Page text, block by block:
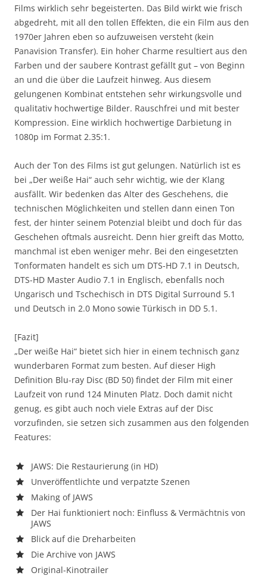
Films wirklich sehr begeisterten. Das Bild wirkt wie frisch
abgedreht, mit all den tollen Effekten, die ein Film aus den
1970er Jahren eben so aufzuweisen versteht (kein
Panavision Transfer). Ein hoher Charme resultiert aus den
Farben und der saubere Kontrast gefällt gut – von Beginn
an und die über die Laufzeit hinweg. Aus diesem
gelungenen Kombinat entstehen sehr wirkungsvolle und
qualitativ hochwertige Bilder. Rauschfrei und mit bester
Kompression. Eine wirklich hochwertige Darbietung in
1080p im Format 2.35:1.
Auch der Ton des Films ist gut gelungen. Natürlich ist es
bei „Der weiße Hai“ auch sehr wichtig, wie der Klang
ausfällt. Wir bedenken das Alter des Geschehens, die
technischen Möglichkeiten und stellen dann einen Ton
fest, der hinter seinem Potenzial bleibt und doch für das
Geschehen oftmals ausreicht. Denn hier greift das Motto,
manchmal ist eben weniger mehr. Bei den eingesetzten
Tonformaten handelt es sich um DTS-HD 7.1 in Deutsch,
DTS-HD Master Audio 7.1 in Englisch, ebenfalls noch
Ungarisch und Tschechisch in DTS Digital Surround 5.1
und Deutsch in 2.0 Mono sowie Türkisch in DD 5.1.
[Fazit]
„Der weiße Hai“ bietet sich hier in einem technisch ganz
wunderbaren Format zum besten. Auf dieser High
Definition Blu-ray Disc (BD 50) findet der Film mit einer
Laufzeit von rund 124 Minuten Platz. Doch damit nicht
genug, es gibt auch noch viele Extras auf der Disc
vorzufinden, sie setzen sich zusammen aus den folgenden
Features:
JAWS: Die Restaurierung (in HD)
Unveröffentlichte und verpatzte Szenen
Making of JAWS
Der Hai funktioniert noch: Einfluss & Vermächtnis von
JAWS
Blick auf die Dreharbeiten
Die Archive von JAWS
Original-Kinotrailer